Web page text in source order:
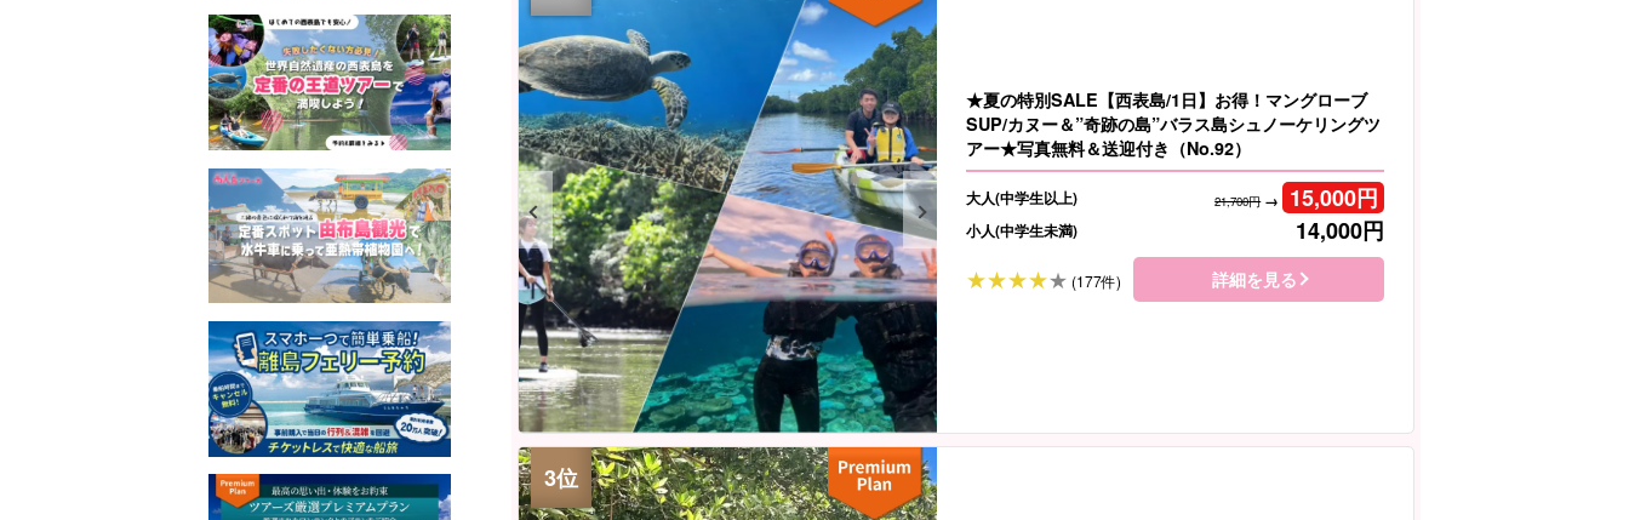
★夏の特別SALE【西表島/1日】お得！マングローブ
SUP/カヌー＆”奇跡の島”バラス島シュノーケリングツ
アー★写真無料＆送迎付き（No.92）
大人(中学生以上) 21,700円→ 15,000円
小人(中学生未満) 14,000円
(177件) 詳細を見る